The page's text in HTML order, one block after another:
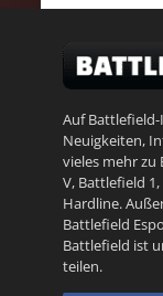
Auf
Neuigkeiten,
vieles mehr zu
V, Battlefield 1,
Hardline.
Battlefield
Battlefield ist
teilen.